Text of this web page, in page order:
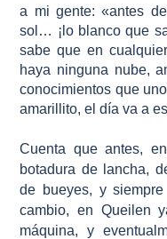
a mi gente: «antes
sol… ¡lo blanco que
sabe que en
haya ninguna nube,
conocimientos que
amarillito, el día va a
Cuenta que antes,
botadura de lancha,
de bueyes, y
cambio, en Queilen
máquina, y